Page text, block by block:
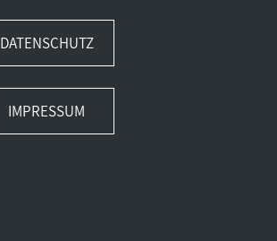
DATENSCHUTZ
IMPRESSUM